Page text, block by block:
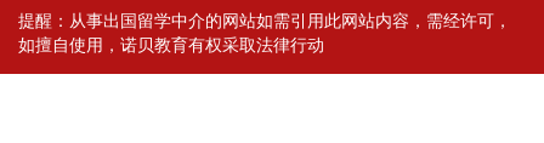
提醒：从事出国留学中介的网站如需引用此网站内容，需经许可，
如擅自使用，诺贝教育有权采取法律行动